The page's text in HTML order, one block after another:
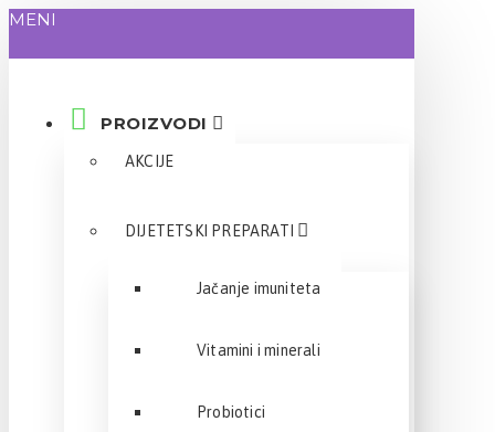
MENI
PROIZVODI
AKCIJE
DIJETETSKI PREPARATI
Jačanje imuniteta
Vitamini i minerali
Probiotici